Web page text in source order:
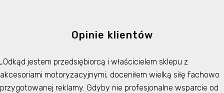
Opinie klientów
„Odkąd jestem przedsiębiorcą i właścicielem sklepu z
akcesoriami motoryzacyjnymi, doceniłem wielką siłę fachowo
przygotowanej reklamy. Gdyby nie profesjonalne wsparcie od